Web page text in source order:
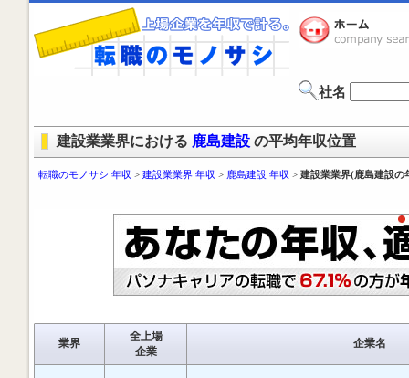
社名
建設業業界における 鹿島建設 の平均年収位置
転職のモノサシ 年収 > 建設業業界 年収 > 鹿島建設 年収 > 建設業業界(鹿島建設の
業界
全上場
企業
企業名